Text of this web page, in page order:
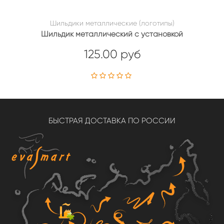
Шильдики металлические (логотипы)
Шильдик металлический с установкой
125.00 руб
БЫСТРАЯ ДОСТАВКА ПО РОССИИ